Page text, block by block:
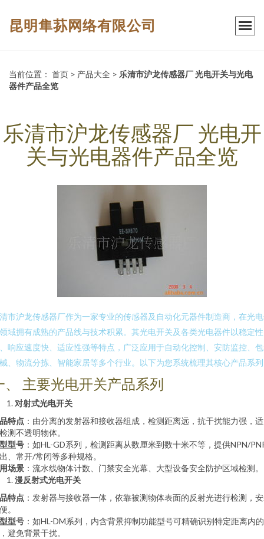
昆明隼荪网络有限公司
当前位置： 首页 > 产品大全 > 乐清市沪龙传感器厂 光电开关与光电
器件产品全览
乐清市沪龙传感器厂 光电开
关与光电器件产品全览
市沪龙传感器厂作为一家专业的传感器及自动化元器件制造商，在光
域拥有成熟的产品线与技术积累。其光电开关及各类光电器件以稳定性
响应速度快、适应性强等特点，广泛应用于自动化控制、安防监控、
、物流分拣、智能家居等多个行业。以下为您系统梳理其核心产品系
、 主要光电开关产品系列
对射式光电开关
特点 ：由分离的发射器和接收器组成，检测距离远，抗干扰能力强，
测不透明物体。
型号 ：如HL-GD系列，检测距离从数厘米到数十米不等，提供NPN/
、常开/常闭等多种规格。
场景 ：流水线物体计数、门禁安全光幕、大型设备安全防护区域检测。
漫反射式光电开关
特点 ：发射器与接收器一体，依靠被测物体表面的反射光进行检测，
。
型号 ：如HL-DM系列，内含背景抑制功能型号可精确识别特定距离内
避免背景干扰。